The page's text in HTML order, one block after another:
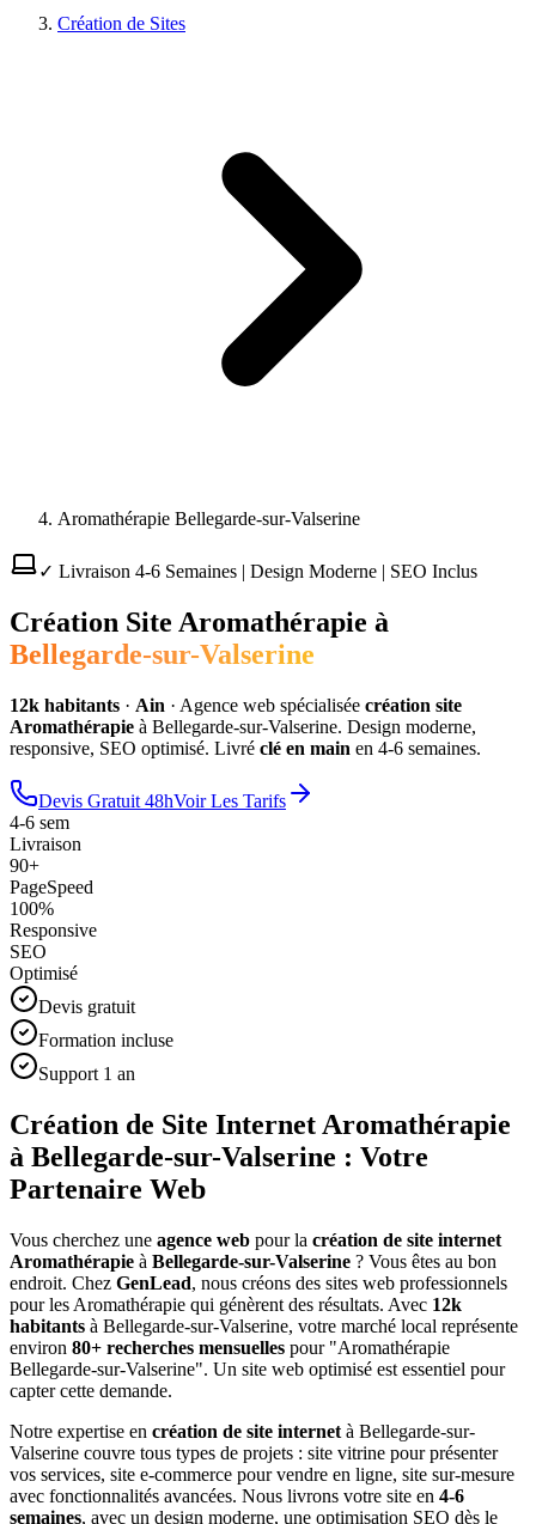
Création de Sites
Aromathérapie Bellegarde-sur-Valserine
✓ Livraison 4-6 Semaines | Design Moderne | SEO Inclus
Création Site Aromathérapie à
Bellegarde-sur-Valserine
12k habitants · Ain · Agence web spécialisée création site
Aromathérapie à Bellegarde-sur-Valserine. Design moderne,
responsive, SEO optimisé. Livré clé en main en 4-6 semaines.
Devis Gratuit 48hVoir Les Tarifs
4-6 sem
Livraison
90+
PageSpeed
100%
Responsive
SEO
Optimisé
Devis gratuit
Formation incluse
Support 1 an
Création de Site Internet Aromathérapie
à Bellegarde-sur-Valserine : Votre
Partenaire Web
Vous cherchez une agence web pour la création de site internet
Aromathérapie à Bellegarde-sur-Valserine ? Vous êtes au bon
endroit. Chez GenLead, nous créons des sites web professionnels
pour les Aromathérapie qui génèrent des résultats. Avec 12k
habitants à Bellegarde-sur-Valserine, votre marché local représente
environ 80+ recherches mensuelles pour "Aromathérapie
Bellegarde-sur-Valserine". Un site web optimisé est essentiel pour
capter cette demande.
Notre expertise en création de site internet à Bellegarde-sur-
Valserine couvre tous types de projets : site vitrine pour présenter
vos services, site e-commerce pour vendre en ligne, site sur-mesure
avec fonctionnalités avancées. Nous livrons votre site en 4-6
semaines, avec un design moderne, une optimisation SEO dès le